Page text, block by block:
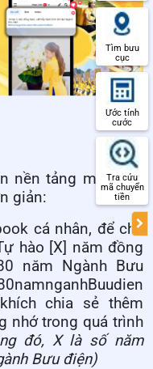
nền tảng mạng xã
giản:
cá nhân, để chế
hào [X] năm đồng
năm Ngành Bưu
chia sẻ thêm
nhớ trong quá trình
đó, X là số năm
Bưu điện)
Tìm bưu
cục
Ước tính
cước
Tra cứu
mã chuyển
tiền